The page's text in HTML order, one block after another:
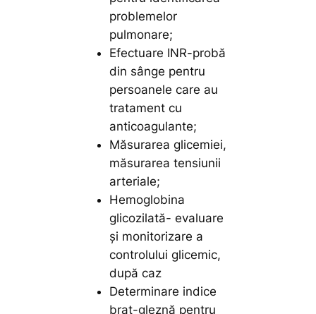
problemelor
pulmonare;
Efectuare INR-probă
din sânge pentru
persoanele care au
tratament cu
anticoagulante;
Măsurarea glicemiei,
măsurarea tensiunii
arteriale;
Hemoglobina
glicozilată- evaluare
și monitorizare a
controlului glicemic,
după caz
Determinare indice
braț-gleznă pentru